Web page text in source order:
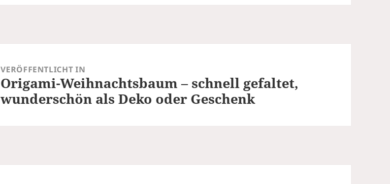
VERÖFFENTLICHT IN
Origami-Weihnachtsbaum – schnell gefaltet,
wunderschön als Deko oder Geschenk